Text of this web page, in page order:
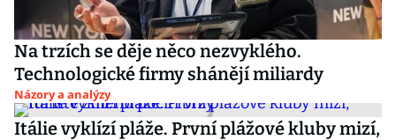
Na trzích se děje něco nezvyklého.
Technologické firmy shánějí miliardy
Názory a analýzy
Itálie vyklízí pláže. První plážové kluby mizí,